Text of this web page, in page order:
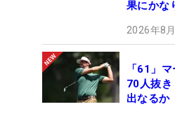
果にかな
2026年8
「61」
70人抜
出なるか